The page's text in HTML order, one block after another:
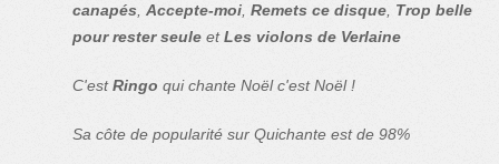
canapés Accepte-moi Remets ce disque Trop belle
pour rester seule etLes violons de Verlaine
C'estRingo qui chante Noël c'est Noël !
Sa côte de popularité sur Quichante est de 98%